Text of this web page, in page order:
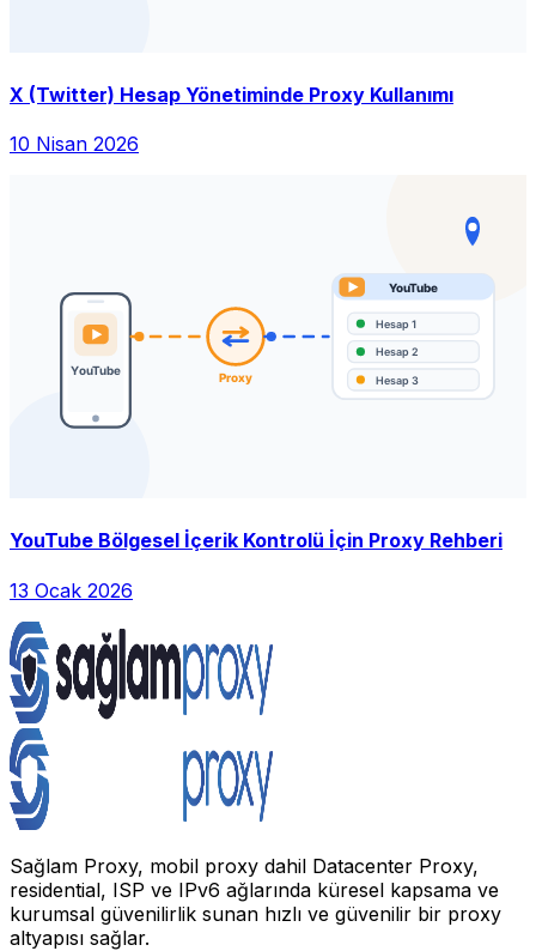
X (Twitter) Hesap Yönetiminde Proxy Kullanımı
10 Nisan 2026
YouTube Bölgesel İçerik Kontrolü İçin Proxy Rehberi
13 Ocak 2026
Sağlam Proxy, mobil proxy dahil Datacenter Proxy,
residential, ISP ve IPv6 ağlarında küresel kapsama ve
kurumsal güvenilirlik sunan hızlı ve güvenilir bir proxy
altyapısı sağlar.